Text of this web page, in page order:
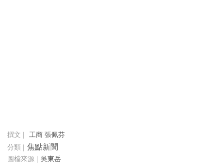
工商 張佩芬
焦點新聞
吳東岳